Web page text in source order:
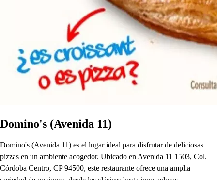
Domino's (Avenida 11)
Domino's (Avenida 11) es el lugar ideal para disfrutar de deliciosas
pizzas en un ambiente acogedor. Ubicado en Avenida 11 1503, Col.
Córdoba Centro, CP 94500, este restaurante ofrece una amplia